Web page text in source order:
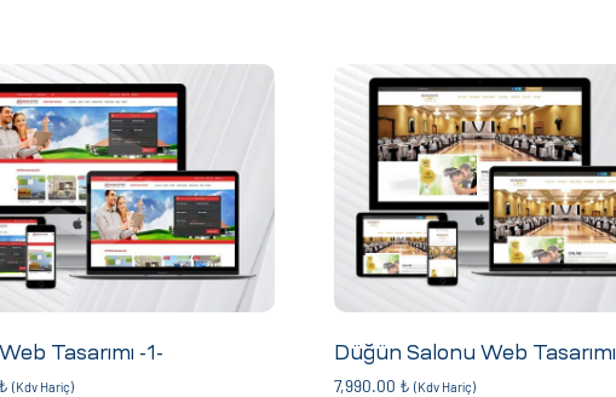
Tasarımı -1-
₺ (Kdv Hariç)
Düğün Salonu Web Tasarımı
7,990.00 ₺ (Kdv Hariç)